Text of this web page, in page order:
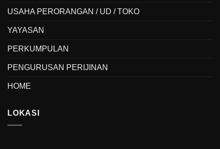
USAHA PERORANGAN / UD / TOKO
YAYASAN
PERKUMPULAN
PENGURUSAN PERIJINAN
HOME
LOKASI